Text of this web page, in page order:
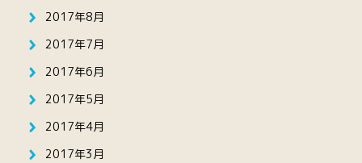
2017年8月
2017年7月
2017年6月
2017年5月
2017年4月
2017年3月